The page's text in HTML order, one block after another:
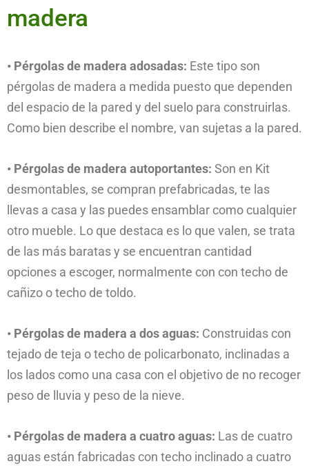
madera
• Pérgolas de madera adosadas: Este tipo son
pérgolas de madera a medida puesto que dependen
del espacio de la pared y del suelo para construirlas.
Como bien describe el nombre, van sujetas a la pared.
• Pérgolas de madera autoportantes: Son en Kit
desmontables, se compran prefabricadas, te las
llevas a casa y las puedes ensamblar como cualquier
otro mueble. Lo que destaca es lo que valen, se trata
de las más baratas y se encuentran cantidad
opciones a escoger, normalmente con con techo de
cañizo o techo de toldo.
• Pérgolas de madera a dos aguas: Construidas con
tejado de teja o techo de policarbonato, inclinadas a
los lados como una casa con el objetivo de no recoger
peso de lluvia y peso de la nieve.
• Pérgolas de madera a cuatro aguas: Las de cuatro
aguas están fabricadas con techo inclinado a cuatro